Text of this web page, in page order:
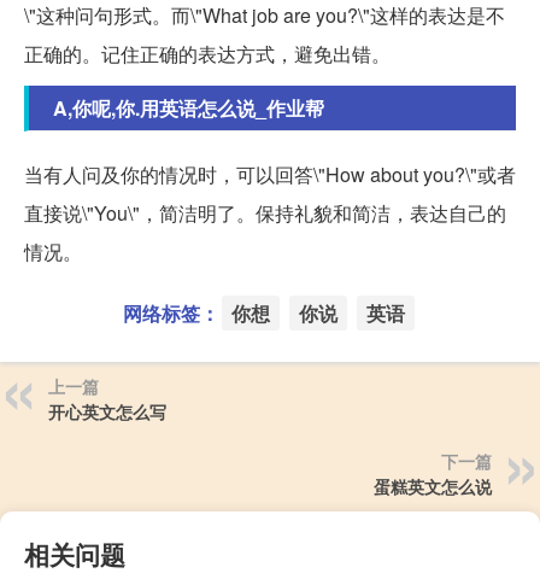
\"这种问句形式。而\"What job are you?\"这样的表达是不
正确的。记住正确的表达方式，避免出错。
A,你呢,你.用英语怎么说_作业帮
当有人问及你的情况时，可以回答\"How about you?\"或者
直接说\"You\"，简洁明了。保持礼貌和简洁，表达自己的
情况。
网络标签： 你想 你说 英语
上一篇
开心英文怎么写
下一篇
蛋糕英文怎么说
相关问题